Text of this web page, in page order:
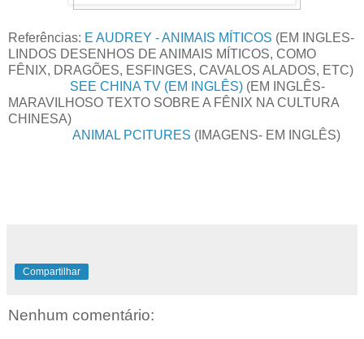
Referências: E AUDREY - ANIMAIS MÍTICOS (EM INGLES-
LINDOS DESENHOS DE ANIMAIS MÍTICOS, COMO
FÊNIX, DRAGÕES, ESFINGES, CAVALOS ALADOS, ETC)
SEE CHINA TV (EM INGLÊS) (EM INGLÊS-
MARAVILHOSO TEXTO SOBRE A FÊNIX NA CULTURA
CHINESA)
ANIMAL PCITURES (IMAGENS- EM INGLÊS)
Compartilhar
Nenhum comentário: